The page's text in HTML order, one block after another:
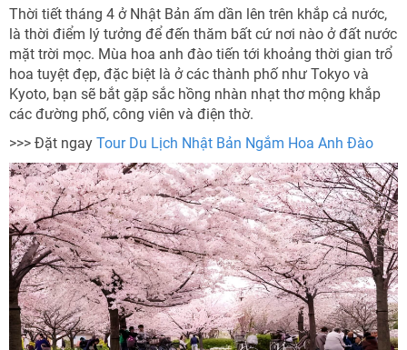
Thời tiết tháng 4 ở Nhật Bản ấm dần lên trên khắp cả nước,
là thời điểm lý tưởng để đến thăm bất cứ nơi nào ở đất nước
mặt trời mọc. Mùa hoa anh đào tiến tới khoảng thời gian trổ
hoa tuyệt đẹp, đặc biệt là ở các thành phố như Tokyo và
Kyoto, bạn sẽ bắt gặp sắc hồng nhàn nhạt thơ mộng khắp
các đường phố, công viên và điện thờ.
>>> Đặt ngay Tour Du Lịch Nhật Bản Ngắm Hoa Anh Đào